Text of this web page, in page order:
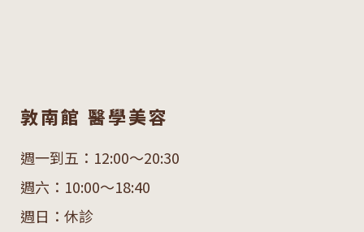
敦南館 醫學美容
週一到五：12:00～20:30
週六：10:00～18:40
週日：休診